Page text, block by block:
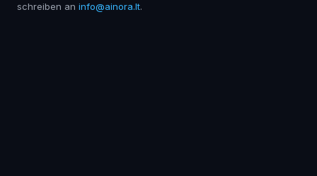
schreiben an info@ainora.lt.